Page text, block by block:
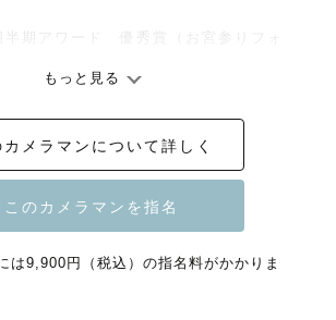
期アワード　優秀賞（お宮参りフォ
により変動いたします🙇‍♀️
だける方には割引がございます🉐（2026
からのご依頼はシステム上対象外）
すすめの時間帯☀️
もっと見る
カメラマンについて詳しく
は9,900円（税込）の指名料がかかりま